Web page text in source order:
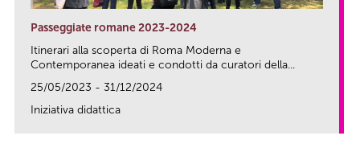
Passeggiate romane 2023-2024
Itinerari alla scoperta di Roma Moderna e
Contemporanea ideati e condotti da curatori della...
25/05/2023 - 31/12/2024
Iniziativa didattica